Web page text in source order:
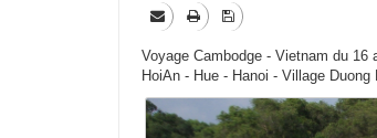
Voyage Cambodge - Vietnam du
HoiAn - Hue - Hanoi - Village